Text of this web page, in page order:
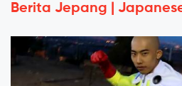
Berita Jepang |